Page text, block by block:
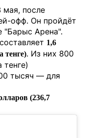
мая, после
офф. Он пройдёт
"Барыс Арена".
1,6
тенге). Из них 800
тысяч — для
(236,7